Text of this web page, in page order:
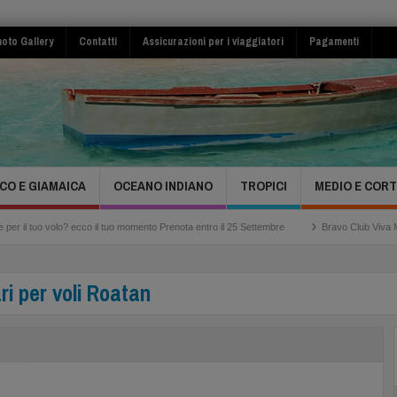
Gallery Contatti Assicurazioni per i viaggiatori Pagamenti
E GIAMAICA OCEANO INDIANO TROPICI MEDIO E
il tuo momento Prenota entro il 25 Settembre Bravo Club Viva Miches
per voli Roatan